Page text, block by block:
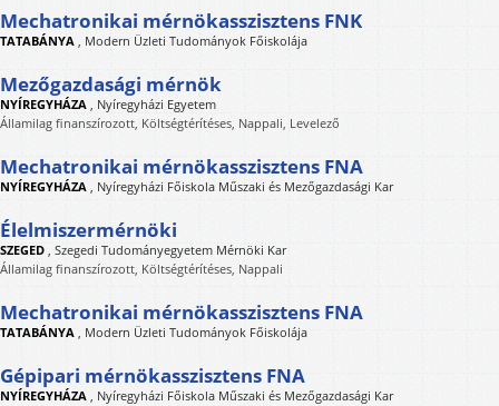
Mechatronikai mérnökasszisztens FNK
TATABÁNYA , Modern Üzleti Tudományok Főiskolája
Mezőgazdasági mérnök
NYÍREGYHÁZA , Nyíregyházi Egyetem
Államilag finanszírozott, Költségtérítéses, Nappali, Levelező
Mechatronikai mérnökasszisztens FNA
NYÍREGYHÁZA , Nyíregyházi Főiskola Műszaki és Mezőgazdasági Kar
Élelmiszermérnöki
SZEGED , Szegedi Tudományegyetem Mérnöki Kar
Államilag finanszírozott, Költségtérítéses, Nappali
Mechatronikai mérnökasszisztens FNA
TATABÁNYA , Modern Üzleti Tudományok Főiskolája
Gépipari mérnökasszisztens FNA
NYÍREGYHÁZA , Nyíregyházi Főiskola Műszaki és Mezőgazdasági Kar